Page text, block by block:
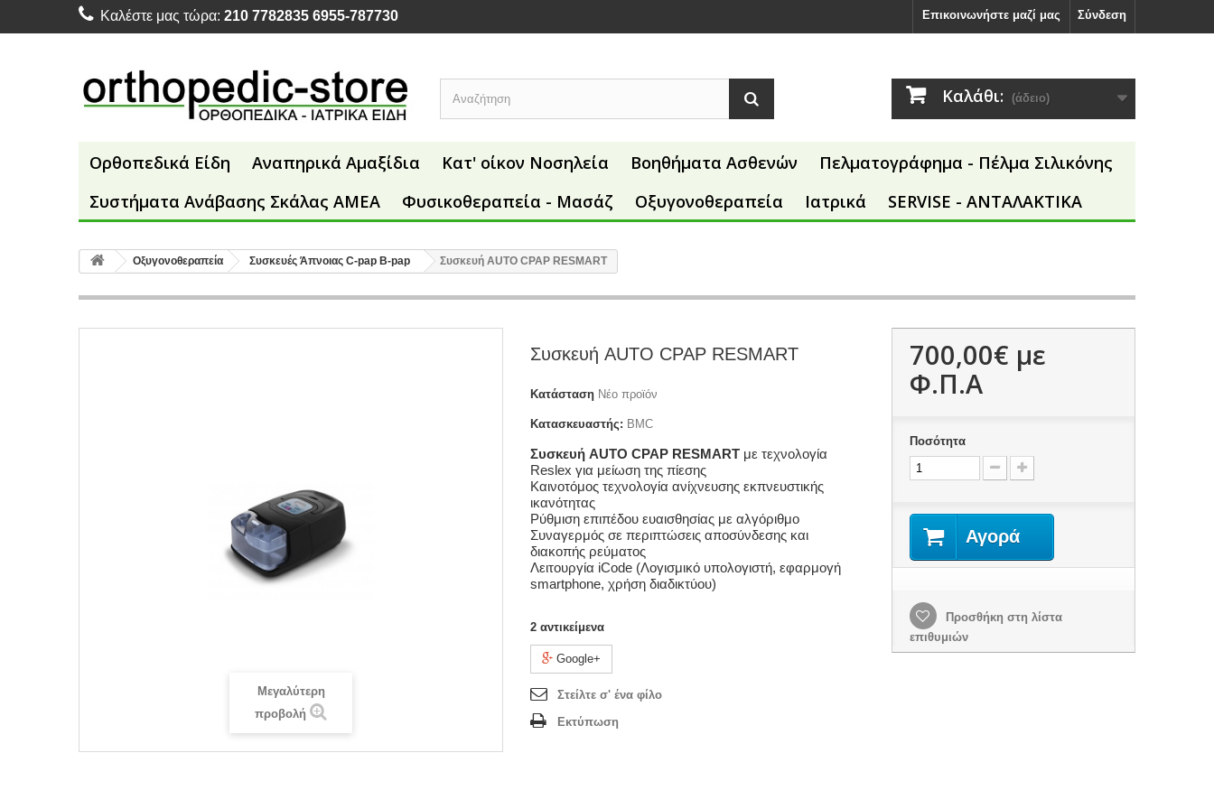
Σύνδεση
Επικοινωνήστε μαζί μας
Καλέστε μας τώρα: 210 7782835 6955-787730
Καλάθι: (άδειο)
Ορθοπεδικά Είδη Αναπηρικά Αμαξίδια Κατ' οίκον Νοσηλεία Βοηθήματα Ασθενών
Πελματογράφημα - Πέλμα Σιλικόνης
Συστήματα Ανάβασης Σκάλας ΑΜΕΑ
Φυσικοθεραπεία - Μασάζ Οξυγονοθεραπεία Ιατρικά SERVISE - ΑΝΤΑΛΑΚΤΙΚΑ
Οξυγονοθεραπεία Συσκευές Άπνοιας C-pap B-pap Συσκευή AUTO CPAP RESMART
Μεγαλύτερη
προβολή
Συσκευή AUTO CPAP RESMART
Κατάσταση Νέο προϊόν
Κατασκευαστής: BMC
Συσκευή AUTO CPAP RESMART με τεχνολογία
Reslex για μείωση της πίεσης
Καινοτόμος τεχνολογία ανίχνευσης εκπνευστικής
ικανότητας
Ρύθμιση επιπέδου ευαισθησίας με αλγόριθμο
Συναγερμός σε περιπτώσεις αποσύνδεσης και
διακοπής ρεύματος
Λειτουργία iCode (Λογισμικό υπολογιστή, εφαρμογή
smartphone, χρήση διαδικτύου)
2 αντικείμενα
Google+
Στείλτε σ' ένα φίλο
Εκτύπωση
700,00€ με
Φ.Π.Α
Ποσότητα
Αγορά
Προσθήκη στη λίστα
επιθυμιών